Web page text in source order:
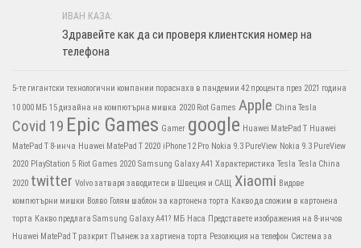
ИВАН КАЗА:
Здравейте как да си проверя клиентския номер на
телефона
5-те гигантски технологични компании пораснаха в пандемии 42 процента през 2021 година
10 000 МБ 15 дизайна на компютърна мишка 2020 Riot Games Apple China Tesla
Covid 19 Epic Games Gamer google Huawei MatePad T Huawei
MatePad T 8-инча Huawei MatePad T 2020 iPhone 12 Pro Nokia 9.3 PureView Nokia 9.3 PureView
2020 PlayStation 5 Riot Games 2020 Samsung Galaxy A41 Характеристика Tesla Tesla China
2020 twitter Volvo затваря заводите си в Швеция и САЩ Xiaomi Видове
компютърни мишки Волво Голям шаблон за картонена торта Какво да сложим в картонена
торта Какво предлага Samsung Galaxy A41? МБ Наса Представете изображения на 8-инчов
Huawei MatePad T разкрит Пълнеж за хартиена торта Резолюция на телефон Система за